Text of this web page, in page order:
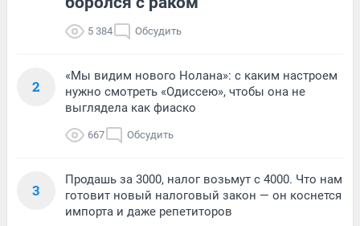
5 384 Обсудить
2
«Мы видим нового Нолана»: с каким настроем
нужно смотреть «Одиссею», чтобы она не
выглядела как фиаско
667 Обсудить
3
Продашь за 3000, налог возьмут с 4000. Что нам
готовит новый налоговый закон — он коснется
импорта и даже репетиторов